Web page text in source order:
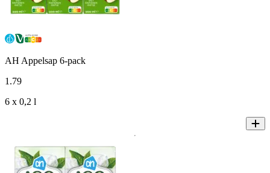
AH Appelsap 6-pack
1 .79
6 x 0,2 l